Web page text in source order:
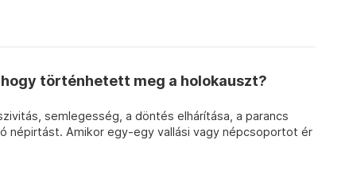
hogy történhetett meg a holokauszt?
semlegesség, a döntés elhárítása, a parancs
népirtást. Amikor egy-egy vallási vagy népcsoportot ér